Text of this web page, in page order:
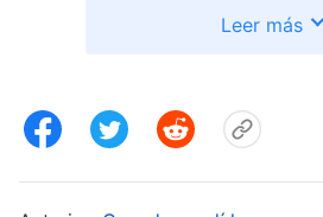
entusiasmo, entró Yi Xin, que
Leer más